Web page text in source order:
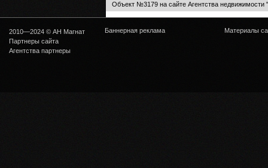
Объект №3179 на сайте Агентства недвижимости
2010—2024 © АН Магнат
Партнеры сайта
Агентства партнеры
Баннерная реклама Материалы